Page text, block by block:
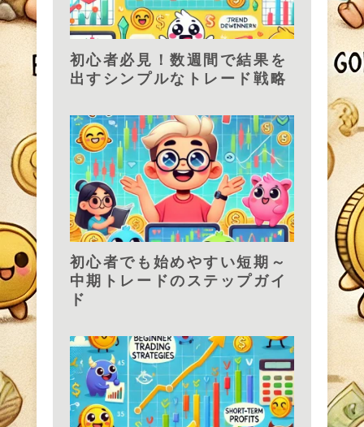
初心者必見！数週間で結果を
出すシンプルなトレード戦略
初心者でも始めやすい短期～
中期トレードのステップガイ
ド